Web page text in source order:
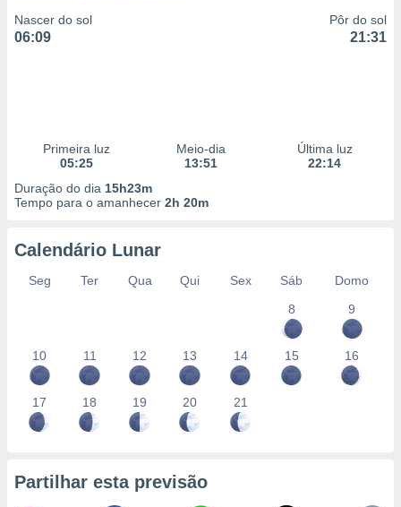
Nascer do sol
06:09
Pôr do sol
21:31
Primeira luz
05:25
Meio-dia
13:51
Última luz
22:14
Duração do dia 15h23m
Tempo para o amanhecer 2h 20m
Calendário Lunar
Seg Ter Qua Qui Sex Sáb
Domo
8
9
10 11 12 13 14 15 16
17 18 19 20 21
Partilhar esta previsão